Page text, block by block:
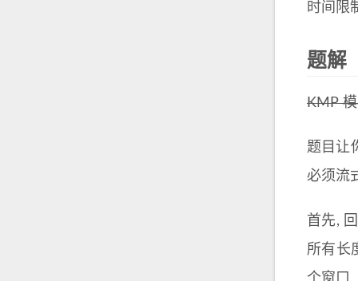
时间限
题解
KMP
题目让
必须流
首先,
所有长